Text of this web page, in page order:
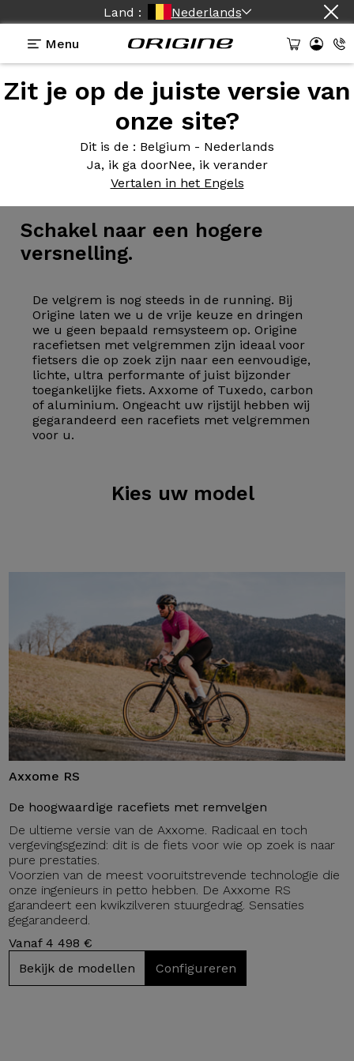
Land : Nederlands
Menu
Zit je op de juiste versie van
onze site?
Dit is de : Belgium - Nederlands
Ja, ik ga doorNee, ik verander
Vertalen in het Engels
>Velgremmen
Schakel naar een hogere
versnelling.
De velgrem is nog steeds in de running. Bij
Origine laten we u de vrije keuze en dringen
we u geen bepaald remsysteem op. Origine
racefietsen met velgremmen zijn ideaal voor
fietsers die op zoek zijn naar een eenvoudige,
lichte, ultra performante of juist bijzonder
toegankelijke fiets. Axxome of Tuxedo, carbon
of aluminium. Ongeacht uw rijstijl hebben wij
gegarandeerd een racefiets met velgremmen
voor u.
Kies uw model
Axxome RS
De hoogwaardige racefiets met remvelgen
De ultieme versie van de Axxome. Radicaal en toch
vergevingsgezind: dit is de fiets voor wie op zoek is naar
pure prestaties.
Voorzien van de meest vooruitstrevende technologie die
onze ingenieurs in petto hebben. De Axxome RS
garandeert een kwikzilveren stuurgedrag. Sensaties
gegarandeerd.
Vanaf 4 498 €
Bekijk de modellen
Configureren